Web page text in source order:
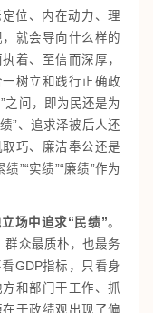
位、内在动力、理
就会导向什么样的
着、至信而深厚，
树立和践行正确政
之问，即为民还是为
”、追求泽被后人还
巧、廉洁奉公还是
”“实绩”“廉绩”作为
场中追求“民绩”。
群众最质朴，也最务
GDP指标，只看身
和部门干工作、抓
于政绩观出现了偏